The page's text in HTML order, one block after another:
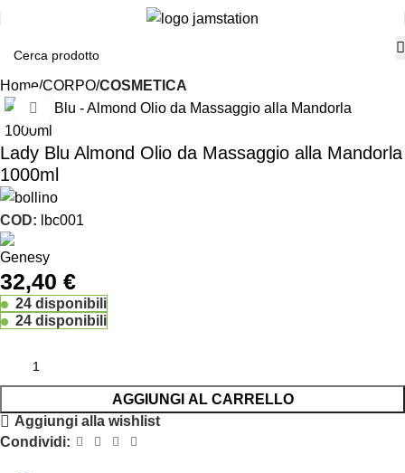
Home CORPO COSMETICA
Click to enlarge
Lady Blu Almond Olio da Massaggio alla Mandorla
1000ml
COD: lbc001
32,40 €
24 disponibili
24 disponibili
AGGIUNGI AL CARRELLO
Aggiungi alla wishlist
Condividi: